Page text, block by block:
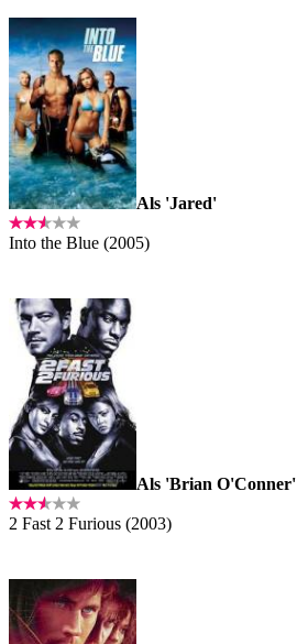
Als 'Jared'
Into the Blue (2005)
Als 'Brian O'Conner'
2 Fast 2 Furious (2003)